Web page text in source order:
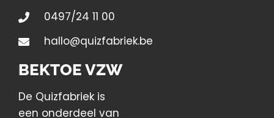
0497/24 11 00
hallo@quizfabriek.be
BEKTOE VZW
De Quizfabriek is
een onderdeel van